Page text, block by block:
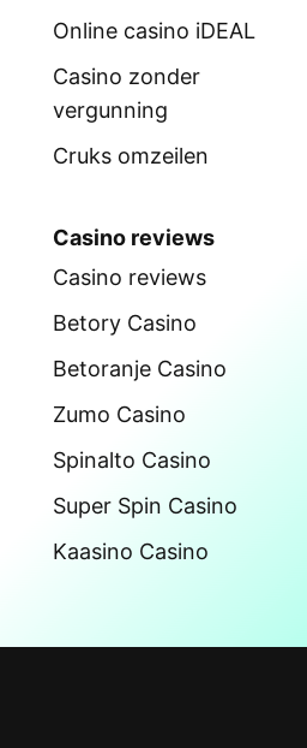
Online casino iDEAL
Casino zonder
vergunning
Cruks omzeilen
Casino reviews
Casino reviews
Betory Casino
Betoranje Casino
Zumo Casino
Spinalto Casino
Super Spin Casino
Kaasino Casino